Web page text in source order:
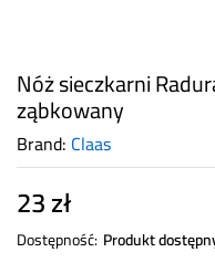
Nóż sieczkarni
ząbkowany
Brand: Claas
23zł
Dostępność: Produkt